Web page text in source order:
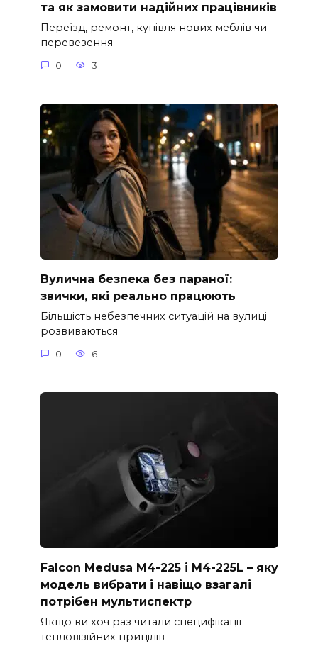
та як замовити надійних працівників
Переїзд, ремонт, купівля нових меблів чи
перевезення
0 3
Вулична безпека без параної:
звички, які реально працюють
Більшість небезпечних ситуацій на вулиці
розвиваються
0 6
Falcon Medusa M4-225 і M4-225L – яку
модель вибрати і навіщо взагалі
потрібен мультиспектр
Якщо ви хоч раз читали специфікації
тепловізійних прицілів